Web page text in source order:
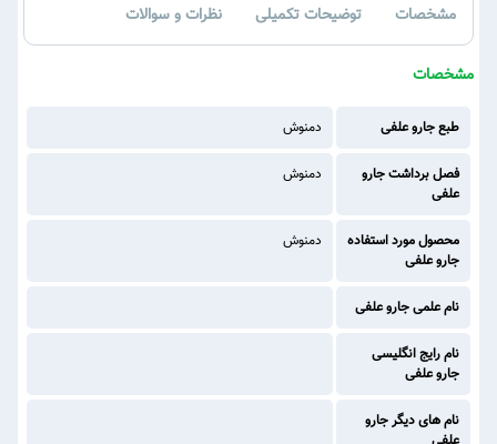
مشخصات توضیحات تکمیلی نظرات و سوالات
مشخصات
طبع جارو علفی دمنوش
فصل برداشت جارو
علفی
دمنوش
محصول مورد استفاده
جارو علفی
دمنوش
نام علمی جارو علفی
نام رایج انگلیسی
جارو علفی
نام های دیگر جارو